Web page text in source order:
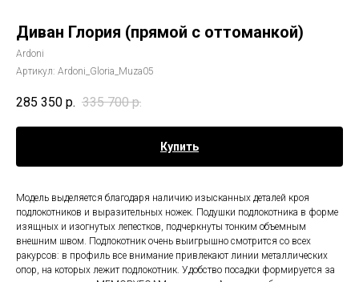
Диван Глория (прямой с оттоманкой)
Ardoni
Артикул: Ardoni_Gloria_Muza05
285 350 р. 335 700 р.
Купить
Модель выделяется благодаря наличию изысканных деталей кроя
подлокотников и выразительных ножек. Подушки подлокотника в форме
изящных и изогнутых лепестков, подчеркнуты тонким объемным
внешним швом. Подлокотник очень выигрышно смотрится со всех
ракурсов: в профиль все внимание привлекают линии металлических
опор, на которых лежит подлокотник. Удобство посадки формируется за